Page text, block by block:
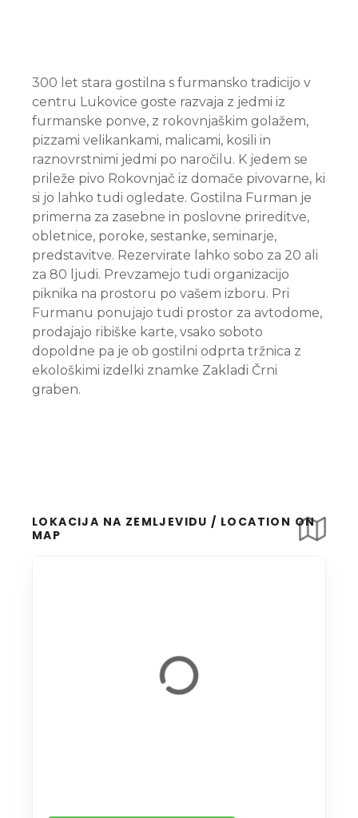
300 let stara gostilna s furmansko tradicijo v
centru Lukovice goste razvaja z jedmi iz
furmanske ponve, z rokovnjaškim golažem,
pizzami velikankami, malicami, kosili in
raznovrstnimi jedmi po naročilu. K jedem se
prileže pivo Rokovnjač iz domače pivovarne, ki
si jo lahko tudi ogledate. Gostilna Furman je
primerna za zasebne in poslovne prireditve,
obletnice, poroke, sestanke, seminarje,
predstavitve. Rezervirate lahko sobo za 20 ali
za 80 ljudi. Prevzamejo tudi organizacijo
piknika na prostoru po vašem izboru. Pri
Furmanu ponujajo tudi prostor za avtodome,
prodajajo ribiške karte, vsako soboto
dopoldne pa je ob gostilni odprta tržnica z
ekološkimi izdelki znamke Zakladi Črni
graben.
LOKACIJA NA ZEMLJEVIDU / LOCATION ON
MAP